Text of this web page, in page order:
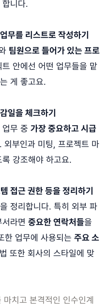
니다.
무를 리스트로 작성하기
팀원으로 들어가 있는 프로
안에선 어떤 업무들을 맡
게 좋고요.
일을 체크하기
무 중 가장 중요하고 시급
외부인과 미팅, 프로젝트 마
강조해야 하고요.
접근 권한 등을 정리하기
정리합니다. 특히 외부 파
라면 중요한 연락처들을
한 업무에 사용되는 주요 소
또한 회사의 스타일에 맞
치고 본격적인 인수인계